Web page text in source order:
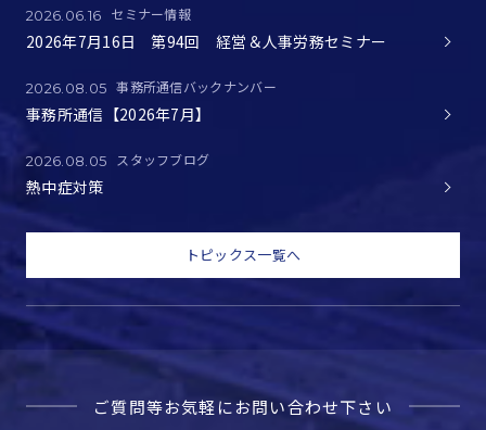
2026.06.16 セミナー情報
2026年7月16日 第94回 経営＆人事労務セミナー
2026.08.05 事務所通信バックナンバー
事務所通信【2026年7月】
2026.08.05 スタッフブログ
熱中症対策
トピックス一覧へ
ご質問等お気軽にお問い合わせ下さい